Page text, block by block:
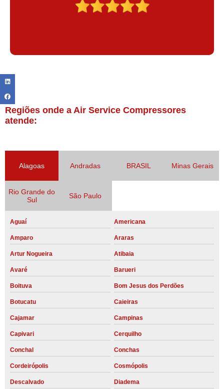
Regiões onde a Air Service Compressores
atende:
Alagoas Andradas BRASIL Minas Gerais
Rio Grande do
Sul
São Paulo
Aguaí Americana
Amparo Araras
Artur Nogueira Atibaia
Avaré Barueri
Boituva Bom Jesus dos Perdões
Botucatu Caieiras
Cajamar Campinas
Capivari Cerquilho
Conchal Conchas
Cordeirópolis Cosmópolis
Descalvado Diadema